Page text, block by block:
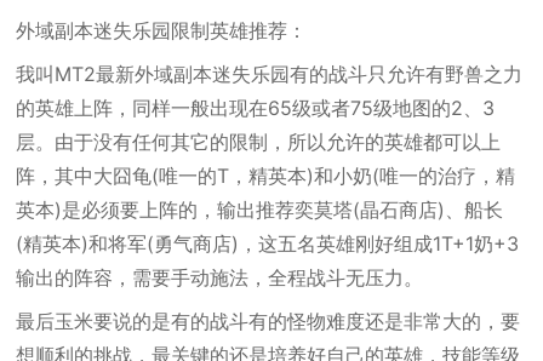
外域副本迷失乐园限制英雄推荐：
我叫MT2最新外域副本迷失乐园有的战斗只允许有野兽之力
的英雄上阵，同样一般出现在65级或者75级地图的2、3
层。由于没有任何其它的限制，所以允许的英雄都可以上
阵，其中大囧龟(唯一的T，精英本)和小奶(唯一的治疗，精
英本)是必须要上阵的，输出推荐奕莫塔(晶石商店)、船长
(精英本)和将军(勇气商店)，这五名英雄刚好组成1T+1奶+3
输出的阵容，需要手动施法，全程战斗无压力。
最后玉米要说的是有的战斗有的怪物难度还是非常大的，要
想顺利的挑战，最关键的还是培养好自己的英雄，技能等级